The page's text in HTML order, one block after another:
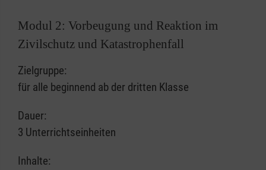
Modul 2: Vorbeugung und Reaktion im
Zivilschutz und Katastrophenfall
Zielgruppe:
für alle beginnend ab der dritten Klasse
Dauer:
3 Unterrichtseinheiten
Inhalte: